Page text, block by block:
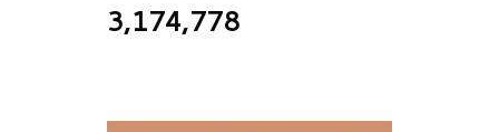
3,174,778